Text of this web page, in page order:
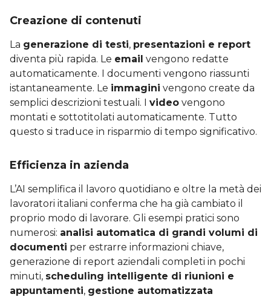
Creazione di contenuti
La generazione di testi, presentazioni e report
diventa più rapida. Le email vengono redatte
automaticamente. I documenti vengono riassunti
istantaneamente. Le immagini vengono create da
semplici descrizioni testuali. I video vengono
montati e sottotitolati automaticamente. Tutto
questo si traduce in risparmio di tempo significativo.
Efficienza in azienda
L’AI semplifica il lavoro quotidiano e oltre la metà dei
lavoratori italiani conferma che ha già cambiato il
proprio modo di lavorare. Gli esempi pratici sono
numerosi: analisi automatica di grandi volumi di
documenti per estrarre informazioni chiave,
generazione di report aziendali completi in pochi
minuti, scheduling intelligente di riunioni e
appuntamenti, gestione automatizzata